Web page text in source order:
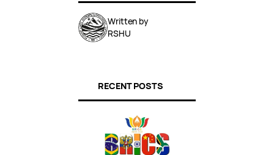
Written by
RSHU
RECENT POSTS